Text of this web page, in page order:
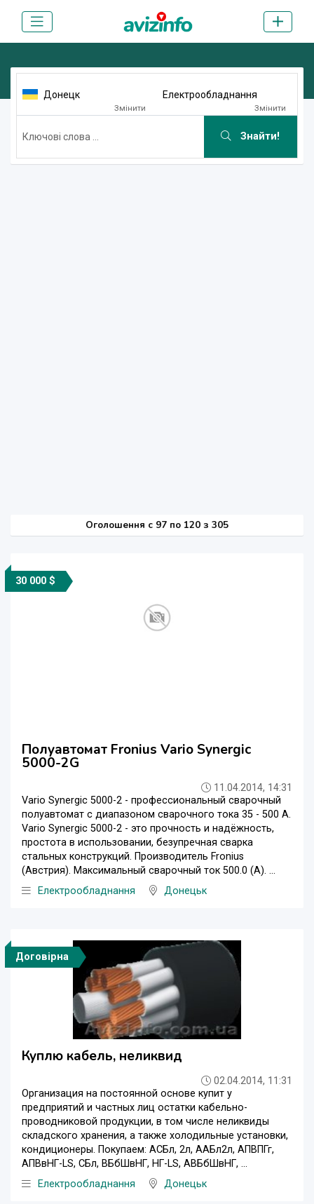
Донецк
Змінити
Електрообладнання
Змінити
Знайти!
Оголошення c 97 по 120 з 305
30 000 $
Полуавтомат Fronius Vario Synergic
5000-2G
11.04.2014, 14:31
Vario Synergic 5000-2 - профессиональный сварочный
полуавтомат с диапазоном сварочного тока 35 - 500 А.
Vario Synergic 5000-2 - это прочность и надёжность,
простота в использовании, безупречная сварка
стальных конструкций. Производитель Fronius
(Австрия). Максимальный сварочный ток 500.0 (А). ...
Електрообладнання
Донецьк
Договірна
Куплю кабель, неликвид
02.04.2014, 11:31
Организация на постоянной основе купит у
предприятий и частных лиц остатки кабельно-
проводниковой продукции, в том числе неликвиды
складского хранения, а также холодильные установки,
кондиционеры. Покупаем: АСБл, 2л, ААБл2л, АПВПГг,
АПВвНГ-LS, СБл, ВБбШвНГ, НГ-LS, АВБбШвНГ, ...
Електрообладнання
Донецьк